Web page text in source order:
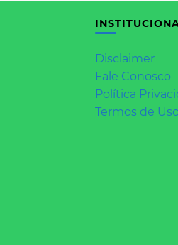
Disclaimer
Fale Conosco
Política
Termos de